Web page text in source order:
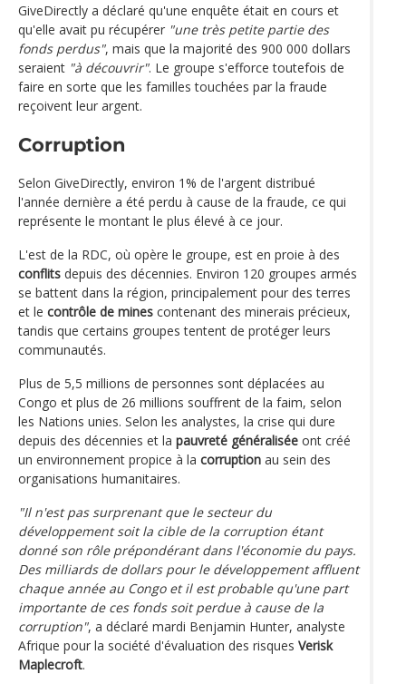
GiveDirectly a déclaré qu'une enquête était en cours et
qu'elle avait pu récupérer "une très petite partie des
fonds perdus", mais que la majorité des 900 000 dollars
seraient "à découvrir". Le groupe s'efforce toutefois de
faire en sorte que les familles touchées par la fraude
reçoivent leur argent.
Corruption
Selon GiveDirectly, environ 1% de l'argent distribué
l'année dernière a été perdu à cause de la fraude, ce qui
représente le montant le plus élevé à ce jour.
L'est de la RDC, où opère le groupe, est en proie à des
conflits depuis des décennies. Environ 120 groupes armés
se battent dans la région, principalement pour des terres
et le contrôle de mines contenant des minerais précieux,
tandis que certains groupes tentent de protéger leurs
communautés.
Plus de 5,5 millions de personnes sont déplacées au
Congo et plus de 26 millions souffrent de la faim, selon
les Nations unies. Selon les analystes, la crise qui dure
depuis des décennies et la pauvreté généralisée ont créé
un environnement propice à la corruption au sein des
organisations humanitaires.
"Il n'est pas surprenant que le secteur du
développement soit la cible de la corruption étant
donné son rôle prépondérant dans l'économie du pays.
Des milliards de dollars pour le développement affluent
chaque année au Congo et il est probable qu'une part
importante de ces fonds soit perdue à cause de la
corruption", a déclaré mardi Benjamin Hunter, analyste
Afrique pour la société d'évaluation des risques Verisk
Maplecroft.